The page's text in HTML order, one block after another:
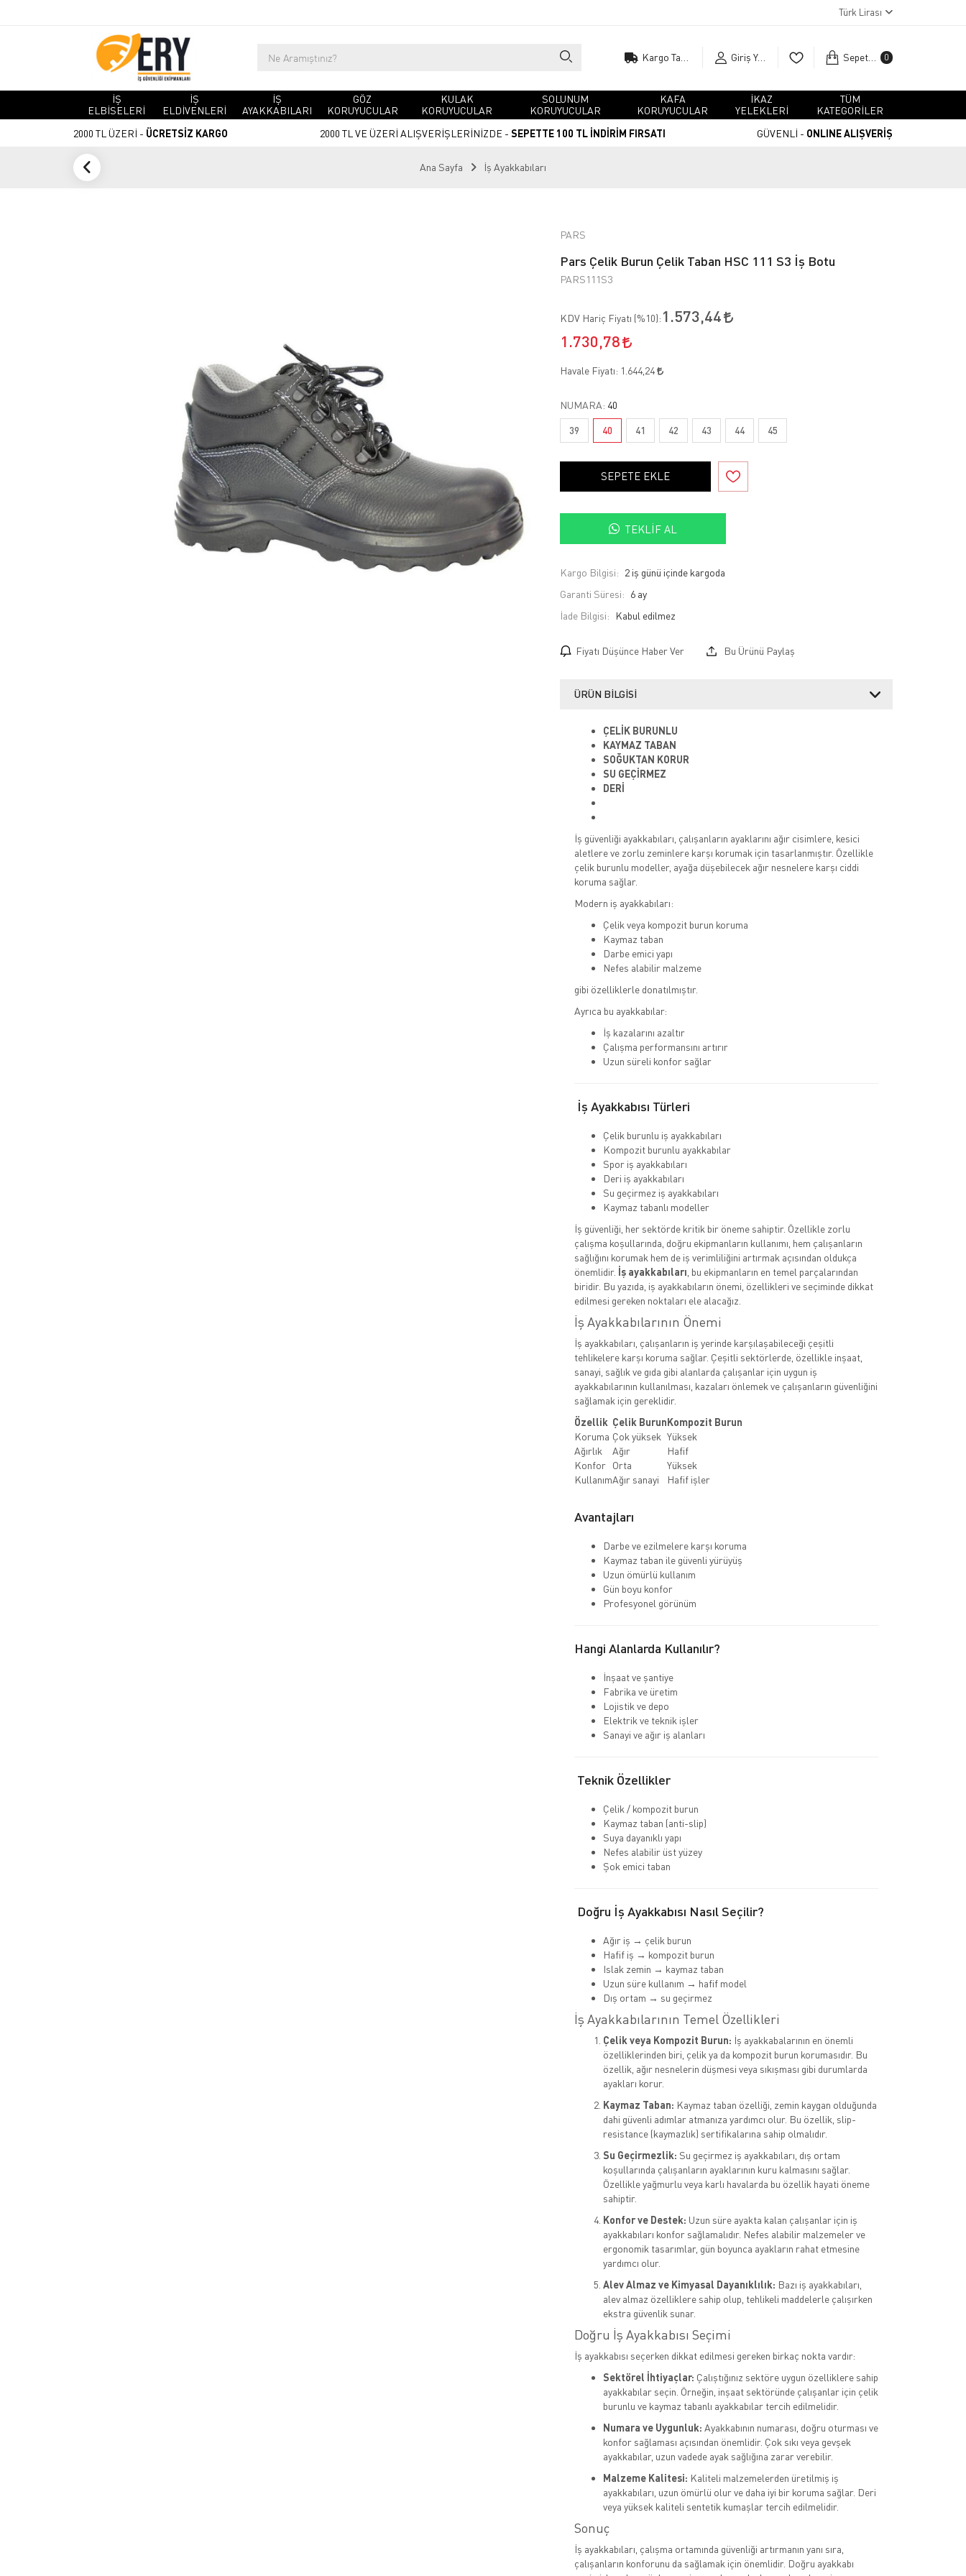
Türk Lirası
Giriş Yap Sepetim 0
İŞ
ELBİSELERİ
İŞ
ELDİVENLERİ
İŞ
AYAKKABILARI
GÖZ
KORUYUCULAR
KULAK
KORUYUCULAR
SOLUNUM
KORUYUCULAR
KAFA
KORUYUCULAR
İKAZ
YELEKLERİ
TÜM
KATEGORİLER
2000 TL ÜZERİ - ÜCRETSİZ KARGO 2000 TL VE ÜZERİ ALIŞVERİŞLERİNİZDE - SEPETTE 100 TL İNDİRİM FIRSATI GÜVENLİ - ONLINE ALIŞVERİŞ
Ana Sayfa İş Ayakkabıları
PARS
Pars Çelik Burun Çelik Taban HSC 111 S3 İş Botu
PARS111S3
KDV Hariç Fiyatı (%10): 1.573,44
1.730,78
Havale Fiyatı: 1.644,24
NUMARA: 40
39 40 41 42 43 44 45
SEPETE EKLE
TEKLIF AL
Kargo Bilgisi: 2 iş günü içinde kargoda
Garanti Süresi: 6 ay
İade Bilgisi:
Fiyatı Düşünce Haber Ver Bu Ürünü Paylaş
ÜRÜN BILGISI
ÇELİK BURUNLU
KAYMAZ TABAN
SOĞUKTAN KORUR
SU GEÇİRMEZ
DERİ
İş güvenliği ayakkabıları, çalışanların ayaklarını ağır cisimlere, kesici
aletlere ve zorlu zeminlere karşı korumak için tasarlanmıştır. Özellikle
çelik burunlu modeller, ayağa düşebilecek ağır nesnelere karşı ciddi
koruma sağlar.
Modern iş ayakkabıları:
Çelik veya kompozit burun koruma
Kaymaz taban
Darbe emici yapı
Nefes alabilir malzeme
gibi özelliklerle donatılmıştır.
Ayrıca bu ayakkabılar:
İş kazalarını azaltır
Çalışma performansını artırır
Uzun süreli konfor sağlar
İş Ayakkabısı Türleri
Çelik burunlu iş ayakkabıları
Kompozit burunlu ayakkabılar
Spor iş ayakkabıları
Deri iş ayakkabıları
Su geçirmez iş ayakkabıları
Kaymaz tabanlı modeller
İş güvenliği, her sektörde kritik bir öneme sahiptir. Özellikle zorlu
çalışma koşullarında, doğru ekipmanların kullanımı, hem çalışanların
sağlığını korumak hem de iş verimliliğini artırmak açısından oldukça
önemlidir. İş ayakkabıları , bu ekipmanların en temel parçalarından
biridir. Bu yazıda, iş ayakkabıların önemi, özellikleri ve seçiminde dikkat
edilmesi gereken noktaları ele alacağız.
İş Ayakkabılarının Önemi
İş ayakkabıları, çalışanların iş yerinde karşılaşabileceği çeşitli
tehlikelere karşı koruma sağlar. Çeşitli sektörlerde, özellikle inşaat,
sanayi, sağlık ve gıda gibi alanlarda çalışanlar için uygun iş
ayakkabılarının kullanılması, kazaları önlemek ve çalışanların güvenliğini
sağlamak için gereklidir.
Özellik Çelik BurunKompozit Burun
Koruma Çok yüksek Yüksek
Ağırlık
Ağır
Hafif
Konfor
Orta
Yüksek
KullanımAğır sanayi Hafif işler
Avantajları
Darbe ve ezilmelere karşı koruma
Kaymaz taban ile güvenli yürüyüş
Uzun ömürlü kullanım
Gün boyu konfor
Profesyonel görünüm
Hangi Alanlarda Kullanılır?
İnşaat ve şantiye
Fabrika ve üretim
Lojistik ve depo
Elektrik ve teknik işler
Sanayi ve ağır iş alanları
Teknik Özellikler
Çelik / kompozit burun
Kaymaz taban (anti-slip)
Suya dayanıklı yapı
Nefes alabilir üst yüzey
Şok emici taban
Doğru İş Ayakkabısı Nasıl Seçilir?
Ağır iş → çelik burun
Hafif iş → kompozit burun
Islak zemin → kaymaz taban
Uzun süre kullanım → hafif model
Dış ortam → su geçirmez
İş Ayakkabılarının Temel Özellikleri
Çelik veya Kompozit Burun: İş ayakkabalarının en önemli
özelliklerinden biri, çelik ya da kompozit burun korumasıdır. Bu
özellik, ağır nesnelerin düşmesi veya sıkışması gibi durumlarda
ayakları korur.
Kaymaz Taban: Kaymaz taban özelliği, zemin kaygan olduğunda
dahi güvenli adımlar atmanıza yardımcı olur. Bu özellik, slip-
resistance (kaymazlık) sertifikalarına sahip olmalıdır.
Su Geçirmezlik: Su geçirmez iş ayakkabıları, dış ortam
koşullarında çalışanların ayaklarının kuru kalmasını sağlar.
Özellikle yağmurlu veya karlı havalarda bu özellik hayati öneme
sahiptir.
Konfor ve Destek: Uzun süre ayakta kalan çalışanlar için iş
ayakkabıları konfor sağlamalıdır. Nefes alabilir malzemeler ve
ergonomik tasarımlar, gün boyunca ayakların rahat etmesine
yardımcı olur.
Alev Almaz ve Kimyasal Dayanıklılık: Bazı iş ayakkabıları,
alev almaz özelliklere sahip olup, tehlikeli maddelerle çalışırken
ekstra güvenlik sunar.
Doğru İş Ayakkabısı Seçimi
İş ayakkabısı seçerken dikkat edilmesi gereken birkaç nokta vardır:
Sektörel İhtiyaçlar: Çalıştığınız sektöre uygun özelliklere sahip
ayakkabılar seçin. Örneğin, inşaat sektöründe çalışanlar için çelik
burunlu ve kaymaz tabanlı ayakkabılar tercih edilmelidir.
Numara ve Uygunluk: Ayakkabının numarası, doğru oturması ve
konfor sağlaması açısından önemlidir. Çok sıkı veya gevşek
ayakkabılar, uzun vadede ayak sağlığına zarar verebilir.
Malzeme Kalitesi: Kaliteli malzemelerden üretilmiş iş
ayakkabıları, uzun ömürlü olur ve daha iyi bir koruma sağlar. Deri
veya yüksek kaliteli sentetik kumaşlar tercih edilmelidir.
Sonuç
İş ayakkabıları, çalışma ortamında güvenliği artırmanın yanı sıra,
çalışanların konforunu da sağlamak için önemlidir. Doğru ayakkabı